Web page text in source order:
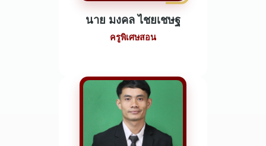
นาย มงคล ไชยเชษฐ
ครูพิเศษสอน